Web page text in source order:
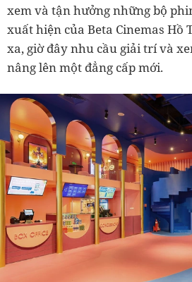
xem và tận hưởng những bộ
xuất hiện của Beta Cinemas Hồ
xa, giờ đây nhu cầu giải trí và
nâng lên một đẳng cấp mới.